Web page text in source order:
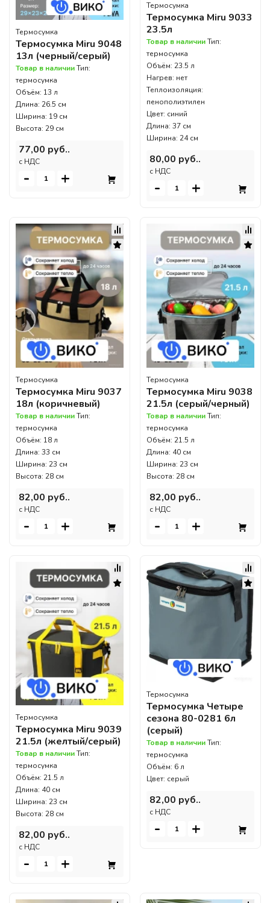
Термосумка
Термосумка Miru 9048
13л (черный/серый)
Товар в наличииТип:
термосумка
Объём: 13 л
Длина: 26.5 см
Ширина: 19 см
Высота: 29 см
77,00 руб..
c НДС
- +
Термосумка
Термосумка Miru 9033
23.5л
Товар в наличииТип:
термосумка
Объём: 23.5 л
Нагрев: нет
Теплоизоляция:
пенополиэтилен
Цвет: синий
Длина: 37 см
Ширина: 24 см
80,00 руб..
c НДС
- +
Термосумка
Термосумка Miru 9037
18л (коричневый)
Товар в наличииТип:
термосумка
Объём: 18 л
Длина: 33 см
Ширина: 23 см
Высота: 28 см
82,00 руб..
c НДС
- +
Термосумка
Термосумка Miru 9038
21.5л (серый/черный)
Товар в наличииТип:
термосумка
Объём: 21.5 л
Длина: 40 см
Ширина: 23 см
Высота: 28 см
82,00 руб..
c НДС
- +
Термосумка
Термосумка Miru 9039
21.5л (желтый/серый)
Товар в наличииТип:
термосумка
Объём: 21.5 л
Длина: 40 см
Ширина: 23 см
Высота: 28 см
82,00 руб..
c НДС
- +
Термосумка
Термосумка Четыре
сезона 80-0281 6л
(серый)
Товар в наличииТип:
термосумка
Объём: 6 л
Цвет: серый
82,00 руб..
c НДС
- +